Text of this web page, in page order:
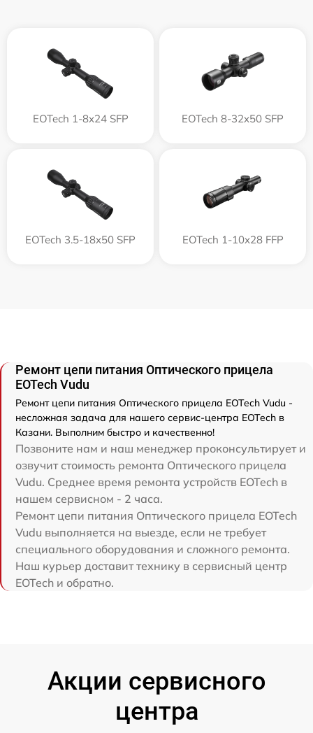
EOTech 1-8x24 SFP EOTech 8-32x50 SFP
EOTech 3.5-18x50 SFP EOTech 1-10x28 FFP
Ремонт цепи питания Оптического прицела
EOTech Vudu
Ремонт цепи питания Оптического прицела EOTech Vudu -
несложная задача для нашего сервис-центра EOTech в
Казани. Выполним быстро и качественно!
Позвоните нам и наш менеджер проконсультирует и
озвучит стоимость ремонта Оптического прицела
Vudu. Среднее время ремонта устройств EOTech в
нашем сервисном - 2 часа.
Ремонт цепи питания Оптического прицела EOTech
Vudu выполняется на выезде, если не требует
специального оборудования и сложного ремонта.
Наш курьер доставит технику в сервисный центр
EOTech и обратно.
Акции сервисного
центра